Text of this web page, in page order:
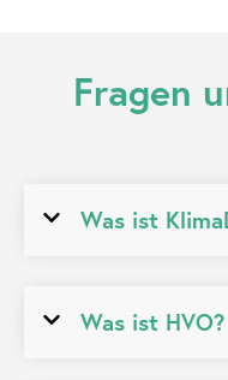
Fragen
Was ist
Was ist HVO?